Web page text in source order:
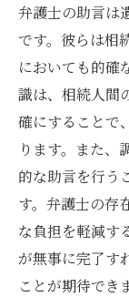
弁護士の助言は
です。彼らは相
においても的確
識は、相続人間
確にすることで
ります。また、
的な助言を行う
す。弁護士の存
な負担を軽減す
が無事に完了す
ことが期待でき